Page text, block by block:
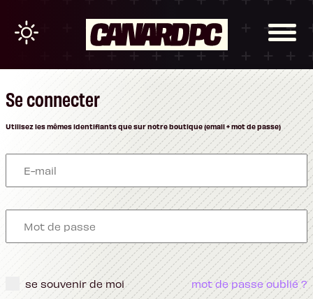
Se connecter
Utilisez les mêmes identifiants que sur notre boutique (email + mot de passe)
se souvenir de moi mot de passe oublié ?